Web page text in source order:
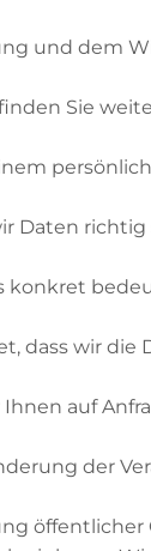
und dem
Sie
Daten
konkret
dass wir die
auf
der